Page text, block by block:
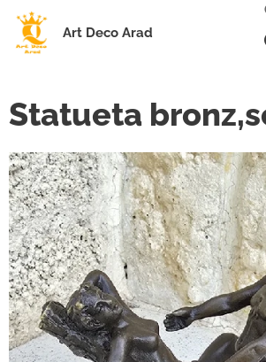
Art Deco Arad
Statueta